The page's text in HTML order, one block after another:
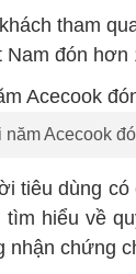
tham
Nam đón
năm Acecook
tiêu dùng
tìm hiểu về
nhận chứng